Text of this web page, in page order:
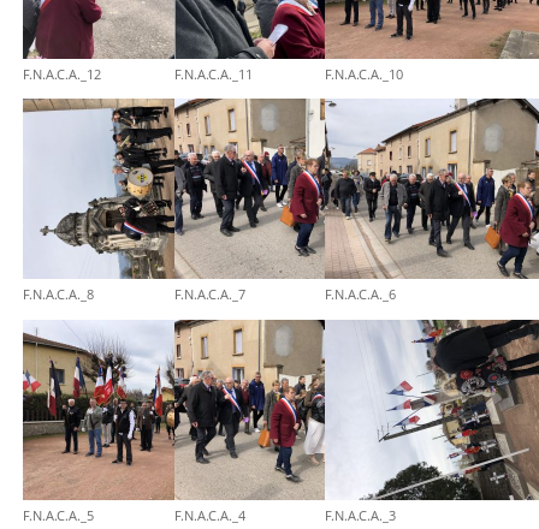
F.N.A.C.A._12 F.N.A.C.A._11 F.N.A.C.A._10
F.N.A.C.A._8 F.N.A.C.A._7 F.N.A.C.A._6
F.N.A.C.A._5 F.N.A.C.A._4 F.N.A.C.A._3